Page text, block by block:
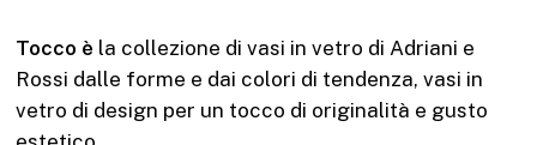
Tocco è la collezione di vasi in vetro di Adriani e
Rossi dalle forme e dai colori di tendenza, vasi in
vetro di design per un tocco di originalità e gusto